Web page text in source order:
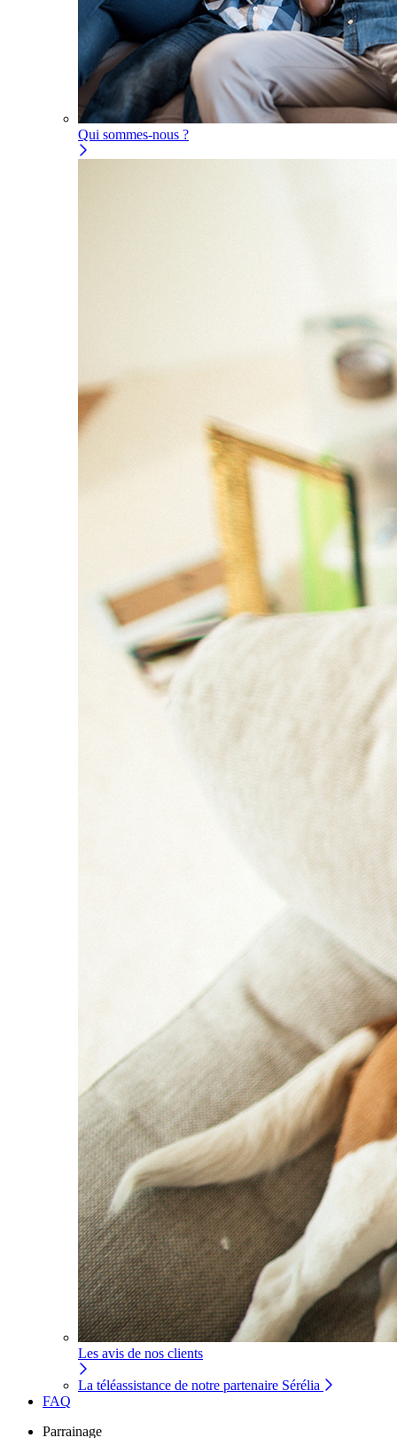
Qui sommes-nous ?
Les avis de nos clients
La téléassistance de notre partenaire Sérélia
FAQ
Parrainage